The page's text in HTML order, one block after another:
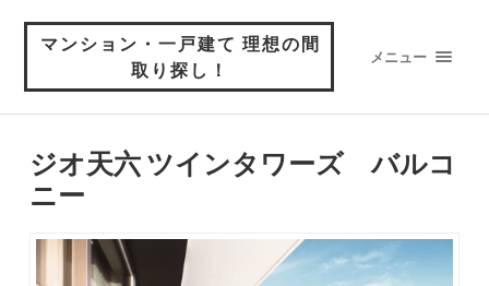
マンション・一戸建て 理想の間
取り探し！
メニュー
ジオ天六 ツインタワーズ バルコ
ニー